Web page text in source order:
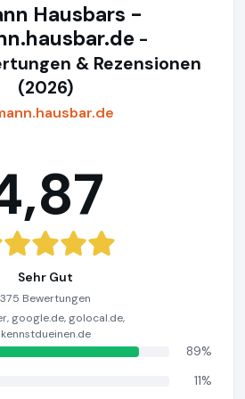
Hausbars -
-
& Rezensionen
(2026)
Sehr Gut
375 Bewertungen
google.de, golocal.de,
kennstdueinen.de
89%
11%